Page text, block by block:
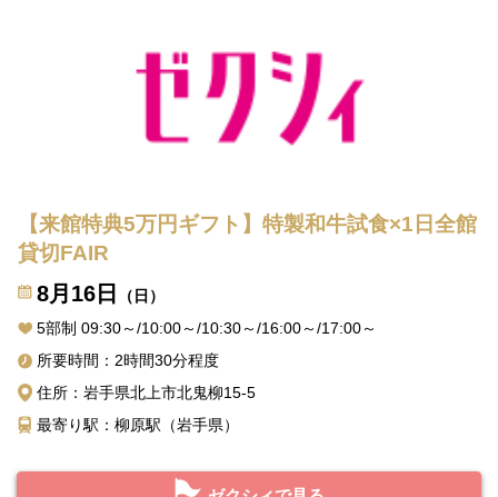
【来館特典5万円ギフト】特製和牛試食×1日全館
貸切FAIR
8月16日
（日）
5部制 09:30～/10:00～/10:30～/16:00～/17:00～
所要時間：2時間30分程度
住所：岩手県北上市北鬼柳15-5
最寄り駅：柳原駅（岩手県）